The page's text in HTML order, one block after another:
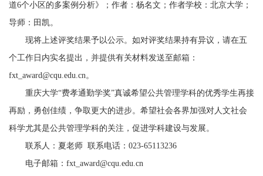
道6个小区的多案例分析》；作者：杨名文；作者学校：北京大学；
导师：田凯。
现将上述评奖结果予以公示。如对评奖结果持有异议，请在五
个工作日内实名提出，并提供有关材料发送至邮箱：
fxt_award@cqu.edu.cn。
重庆大学“费孝通勤学奖”真诚希望公共管理学科的优秀学生再接
再励，勇创佳绩，争取更大的进步。希望社会各界加强对人文社会
科学尤其是公共管理学科的关注，促进学科建设与发展。
联系人：夏老师 联系电话：023-65113236
电子邮箱：fxt_award@cqu.edu.cn